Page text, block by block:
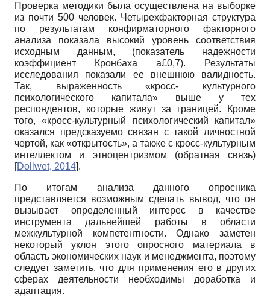
Проверка методики была осуществлена на выборке
из почти 500 человек. Четырехфакторная структура
по результатам конфирматорного факторного
анализа показала высокий уровень соответствия
исходным данным, (показатель надежности
коэффициент Кронбаха а£0,7). Результаты
исследования показали ее внешнюю валидность.
Так, выраженность «кросс- культурного
психологического капитала» выше у тех
респондентов, которые живут за границей. Кроме
того, «кросс-культурный психологический капитал»
оказался предсказуемо связан с такой личностной
чертой, как «открытость», а также с кросс-культурным
интеллектом и этноцентризмом (обратная связь)
[Dollwet, 2014].
По итогам анализа данного опросника
представляется возможным сделать вывод, что он
вызывает определенный интерес в качестве
инструмента дальнейшей работы в области
межкультурной компетентности. Однако заметен
некоторый уклон этого опросного материала в
область экономических наук и менеджмента, поэтому
следует заметить, что для применения его в других
сферах деятельности необходимы доработка и
адаптация.